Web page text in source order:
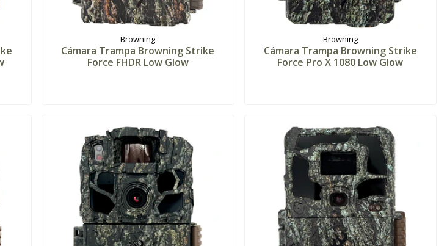
Browning
Cámara Trampa Browning Strike
Force FHDR Low Glow
Browning
Cámara Trampa Browning Strike
Force Pro X 1080 Low Glow